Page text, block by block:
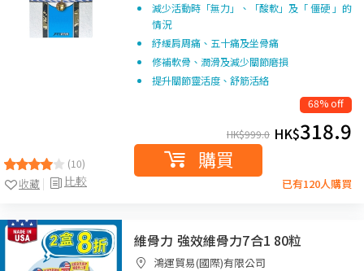
(10)
比較
收藏
減少活動時「無力」、「酸軟」及「 僵硬 」的
情況
紓緩肩周痛、五十痛及坐骨痛
修補軟骨、潤滑及減少關節磨損
提升關節靈活度、舒筋活絡
68% off
HK$999.0 HK$318.9
購買
已有120人購買
維骨力 強效維骨力7合1 80粒
鴻運貿易(國際)有限公司